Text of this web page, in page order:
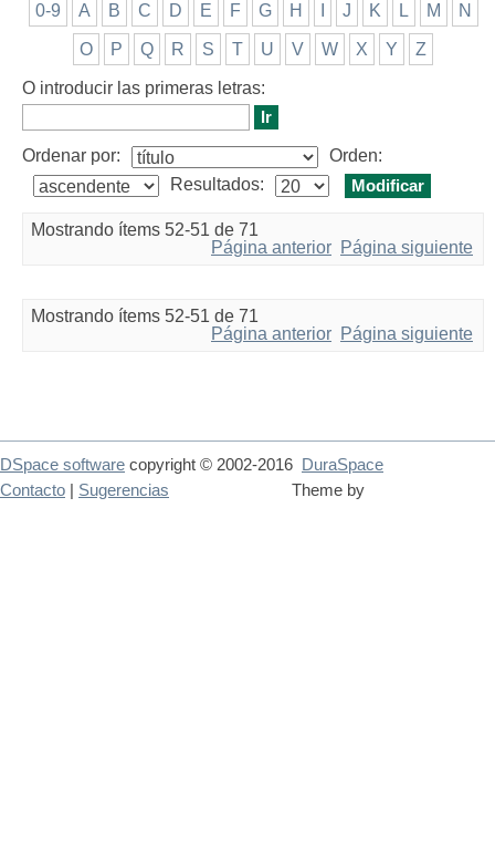
0-9 A B C D E F G H J K L M N
O P Q R S T U V W X Y Z
O introducir las primeras letras:
Ordenar por:
Orden:
Resultados:
Mostrando ítems 52-51 de 71
Página anterior Página siguiente
Mostrando ítems 52-51 de 71
Página anterior Página siguiente
DSpace software copyright © 2002-2016
DuraSpace
Theme by
Contacto Sugerencias